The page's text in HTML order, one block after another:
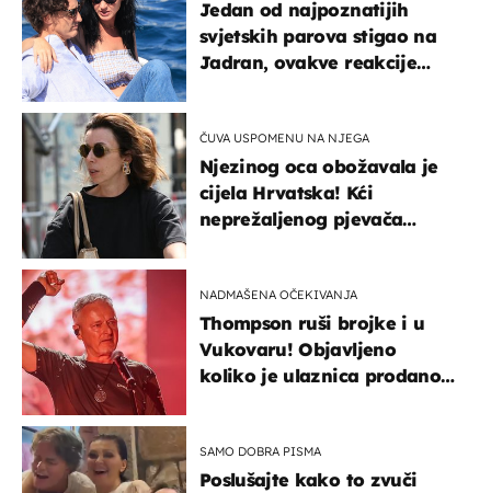
Jedan od najpoznatijih
svjetskih parova stigao na
Jadran, ovakve reakcije
ČUVA USPOMENU NA NJEGA
Njezinog oca obožavala je
cijela Hrvatska! Kći
neprežaljenog pjevača
NADMAŠENA OČEKIVANJA
Thompson ruši brojke i u
Vukovaru! Objavljeno
koliko je ulaznica prodano
SAMO DOBRA PISMA
Poslušajte kako to zvuči